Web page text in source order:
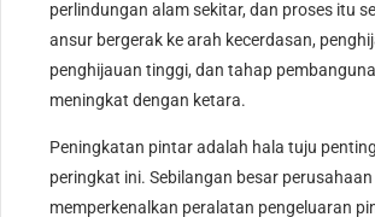
perlindungan alam sekitar, dan proses itu
ansur bergerak ke arah kecerdasan,
penghijauan tinggi, dan tahap
meningkat dengan ketara.
Peningkatan pintar adalah hala tuju
peringkat ini. Sebilangan besar
memperkenalkan peralatan pengeluaran